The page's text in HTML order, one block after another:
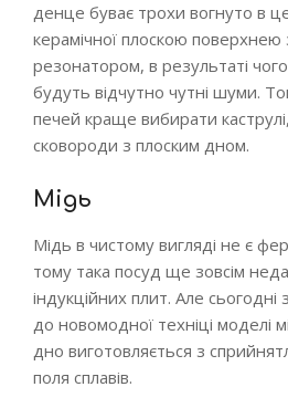
денце буває трохи вогнуто в
керамічної плоскою
резонатором, в результаті чого
будуть відчутно чутні шуми.
печей краще вибирати
сковороди з плоским дном.
Мідь
Мідь в чистому вигляді не є
тому така посуд ще зовсім
індукційних плит. Але сьогодні
до новомодної техніці моделі
дно виготовляється з
поля сплавів.